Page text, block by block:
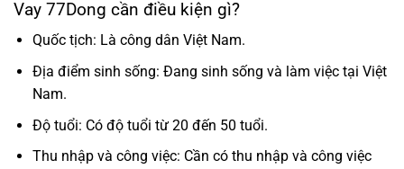
Vay 77Dong cần điều kiện gì?
Quốc tịch: Là công dân Việt Nam.
Địa điểm sinh sống: Đang sinh sống và làm việc tại Việt
Nam.
Độ tuổi: Có độ tuổi từ 20 đến 50 tuổi.
Thu nhập và công việc: Cần có thu nhập và công việc